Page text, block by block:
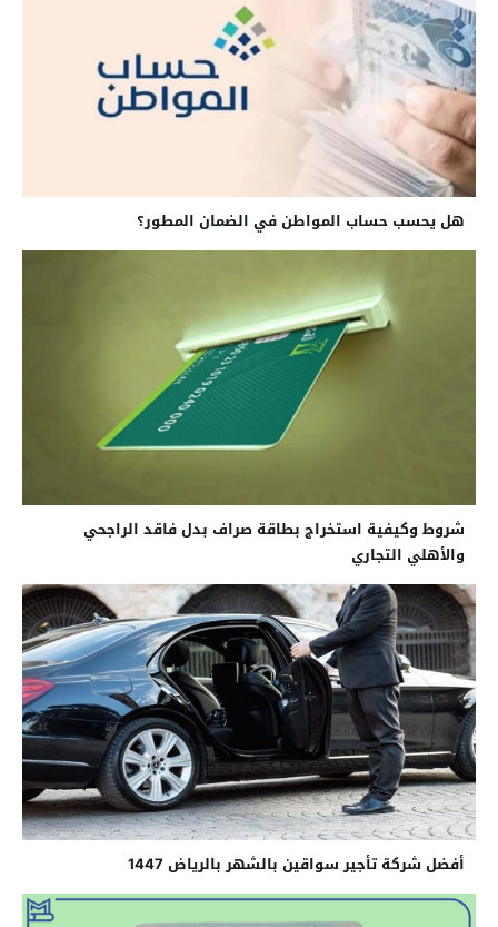
هل يحسب حساب المواطن في الضمان المطور؟
شروط وكيفية استخراج بطاقة صراف بدل فاقد الراجحي
والأهلي التجاري
أفضل شركة تأجير سواقين بالشهر بالرياض 1447